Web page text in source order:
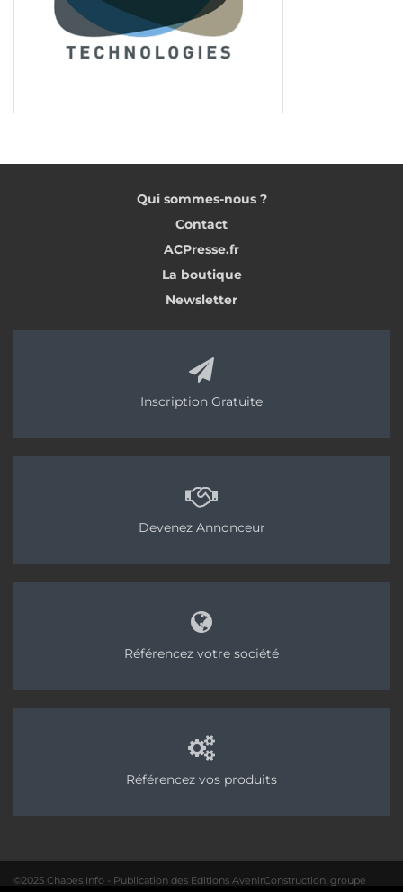
Qui sommes-nous ?
Contact
ACPresse.fr
La boutique
Newsletter
Inscription Gratuite
Devenez Annonceur
Référencez votre société
Référencez vos produits
©2025 Chapes Info - Publication des Editions AvenirConstruction, groupe